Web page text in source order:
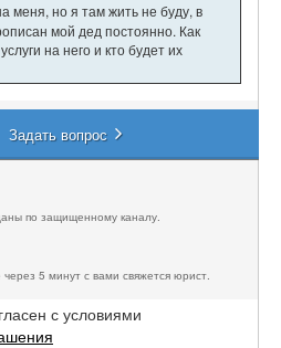
меня, но я там жить не буду, в
мой дед постоянно. Как
на него и кто будет их
Задать вопрос
по защищенному каналу.
5 минут с вами свяжется юрист.
с условиями